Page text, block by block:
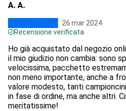
A. A.
26 mar 2024
Recensione verificata
Ho già acquistato dal negozio
il mio giudizio non cambia: sono
velocissima, pacchetto
non meno importante, anche a
valore modesto, tanti
in fase di ordine, ma anche altri.
meritatissime!